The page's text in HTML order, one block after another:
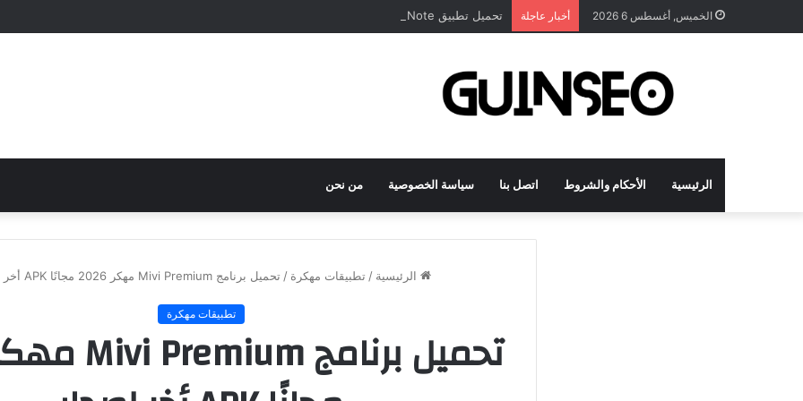
الخميس, أغسطس 6 2026 أخبار عاجلة تحميل تطبيق DrawNote مهكر 2026 النسخة المدفوعة للأندرويد مجاناً
الرئيسية الأحكام والشروط اتصل بنا سياسة الخصوصية من نحن
الرئيسية / تطبيقات مهكرة / تحميل برنامج Mivi Premium مهكر 2026 مجانًا APK أخر إصدار
تطبيقات مهكرة